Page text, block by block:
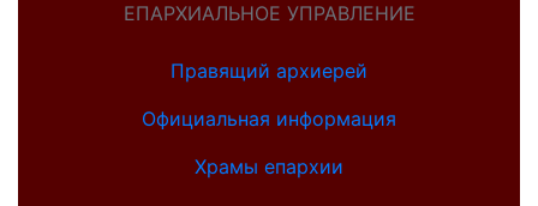
ЕПАРХИАЛЬНОЕ УПРАВЛЕНИЕ
Правящий архиерей
Официальная информация
Храмы епархии